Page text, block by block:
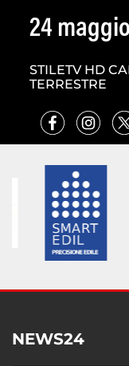
24
STILETV HD
TERRESTRE
NEWS24